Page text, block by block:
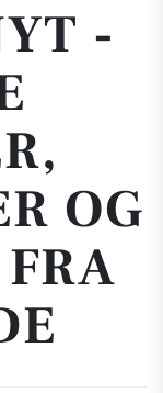
-
OG